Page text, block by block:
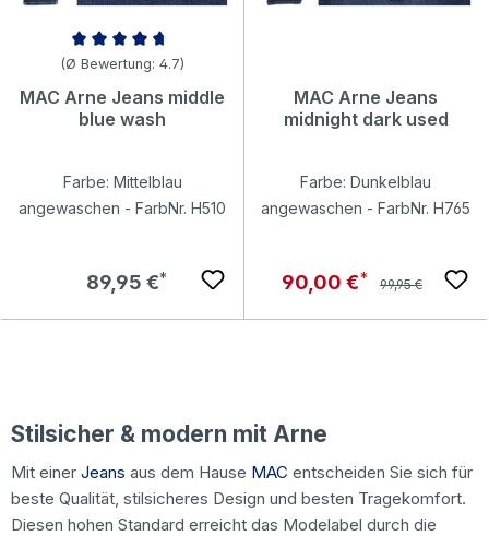
Durchschnittliche Bewertung von 4.65 von 5 Sternen
(Ø Bewertung: 4.7)
MAC Arne Jeans middle
blue wash
Farbe: Mittelblau
angewaschen - FarbNr. H510
Regulärer Preis:
89,95 €
MAC Arne Jeans
midnight dark used
Farbe: Dunkelblau
angewaschen - FarbNr. H765
Verkaufspreis:
90,00 € Regulärer Preis:
99,95 €
Stilsicher & modern mit Arne
Mit einer Jeans aus dem Hause MAC entscheiden Sie sich für
beste Qualität, stilsicheres Design und besten Tragekomfort.
Diesen hohen Standard erreicht das Modelabel durch die